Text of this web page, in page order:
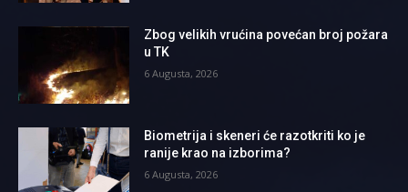
Zbog velikih vrućina povećan broj požara
u TK
6 Augusta, 2026
Biometrija i skeneri će razotkriti ko je
ranije krao na izborima?
6 Augusta, 2026